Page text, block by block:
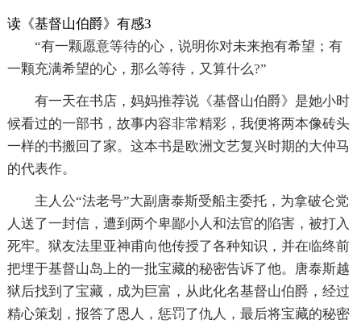
读《基督山伯爵》有感3
“有一颗愿意等待的心，说明你对未来抱有希望；有
一颗充满希望的心，那么等待，又算什么?”
有一天在书店，妈妈推荐说《基督山伯爵》是她小时
候看过的一部书，故事内容非常精彩，我便将两本像砖头
一样的书搬回了家。这本书是欧洲文艺复兴时期的大仲马
的代表作。
主人公“法老号”大副唐泰斯受船主委托，为拿破仑党
人送了一封信，遭到两个卑鄙小人和法官的陷害，被打入
死牢。狱友法里亚神甫向他传授了各种知识，并在临终前
把埋于基督山岛上的一批宝藏的秘密告诉了他。唐泰斯越
狱后找到了宝藏，成为巨富，从此化名基督山伯爵，经过
精心策划，报答了恩人，惩罚了仇人，最后将宝藏的秘密